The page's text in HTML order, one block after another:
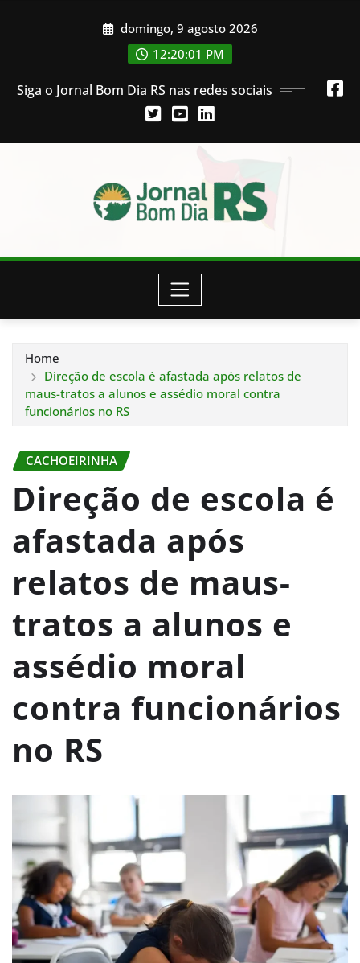
domingo, 9 agosto 2026
12:20:01 PM
Siga o Jornal Bom Dia RS nas redes sociais
Home
Direção de escola é afastada após relatos de
maus-tratos a alunos e assédio moral contra
funcionários no RS
CACHOEIRINHA
Direção de escola é
afastada após
relatos de maus-
tratos a alunos e
assédio moral
contra funcionários
no RS